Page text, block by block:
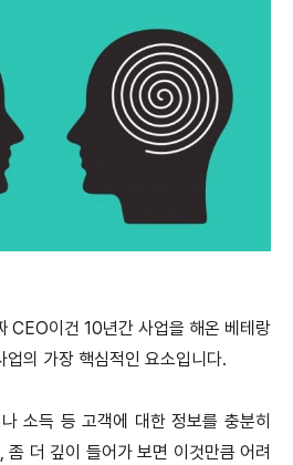
CEO이건 10년간 사업을 해온 베테랑
업의 가장 핵심적인 요소입니다.
소득 등 고객에 대한 정보를 충분히
좀 더 깊이 들어가 보면 이것만큼 어려